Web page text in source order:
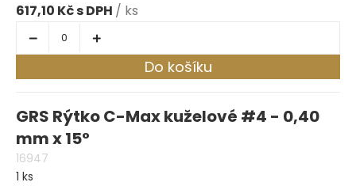
617,10 Kč / ks
Do košíku
GRS Rýtko C-Max kuželové #4 - 0,40
mm x 15°
16947
1 ks